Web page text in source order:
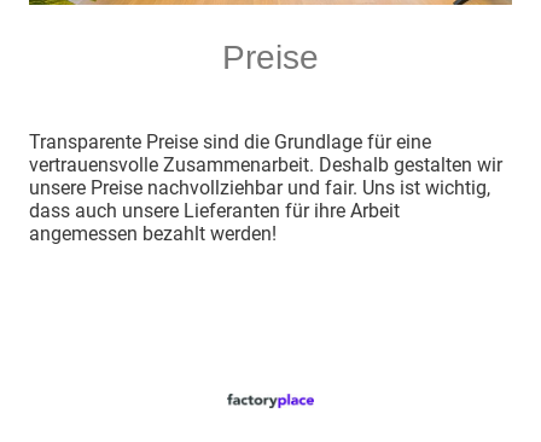
Preise
Transparente Preise sind die Grundlage für eine
vertrauensvolle Zusammenarbeit. Deshalb gestalten wir
unsere Preise nachvollziehbar und fair. Uns ist wichtig,
dass auch unsere Lieferanten für ihre Arbeit
angemessen bezahlt werden!